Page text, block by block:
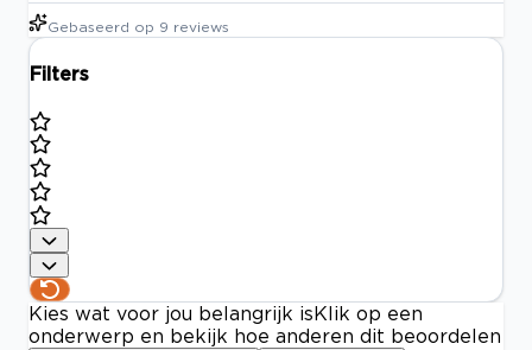
Gebaseerd op 9 reviews
Filters
Kies wat voor jou belangrijk is Klik op een
onderwerp en bekijk hoe anderen dit beoordelen